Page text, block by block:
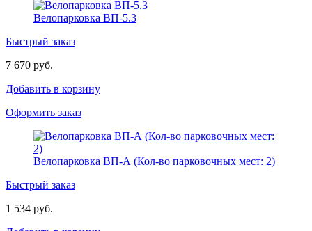
Велопарковка ВП-5.3
Быстрый заказ
7 670 руб.
Добавить в корзину
Оформить заказ
Велопарковка ВП-А (Кол-во парковочных мест: 2)
Быстрый заказ
1 534 руб.